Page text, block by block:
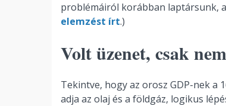
problémáiról korábban laptársunk,
elemzést írt.)
Volt üzenet, csak
Tekintve, hogy az orosz GDP-nek a
adja az olaj és a földgáz, logikus